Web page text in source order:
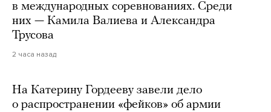
в международных соревнованиях. Среди
них — Камила Валиева и Александра
Трусова
2 часа назад
На Катерину Гордееву завели дело
о распространении «фейков» об армии